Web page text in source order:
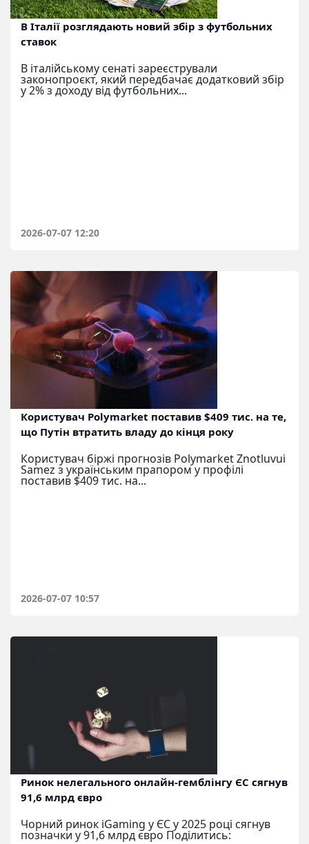
В Італії розглядають новий збір з футбольних
ставок
В італійському сенаті зареєстрували
законопроєкт, який передбачає додатковий збір
у 2% з доходу від футбольних...
2026-07-07 12:20
Користувач Polymarket поставив $409 тис. на те,
що Путін втратить владу до кінця року
Користувач біржі прогнозів Polymarket Znotluvui
Samez з українським прапором у профілі
поставив $409 тис. на...
2026-07-07 10:57
Ринок нелегального онлайн-гемблінгу ЄС сягнув
91,6 млрд євро
Чорний ринок iGaming у ЄС у 2025 році сягнув
позначки у 91,6 млрд євро Поділитись: